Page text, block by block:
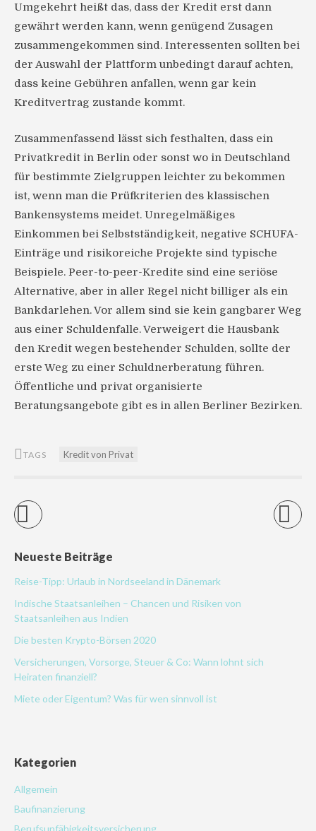
Umgekehrt heißt das, dass der Kredit erst dann
gewährt werden kann, wenn genügend Zusagen
zusammengekommen sind. Interessenten sollten bei
der Auswahl der Plattform unbedingt darauf achten,
dass keine Gebühren anfallen, wenn gar kein
Kreditvertrag zustande kommt.
Zusammenfassend lässt sich festhalten, dass ein
Privatkredit in Berlin oder sonst wo in Deutschland
für bestimmte Zielgruppen leichter zu bekommen
ist, wenn man die Prüfkriterien des klassischen
Bankensystems meidet. Unregelmäßiges
Einkommen bei Selbstständigkeit, negative SCHUFA-
Einträge und risikoreiche Projekte sind typische
Beispiele. Peer-to-peer-Kredite sind eine seriöse
Alternative, aber in aller Regel nicht billiger als ein
Bankdarlehen. Vor allem sind sie kein gangbarer Weg
aus einer Schuldenfalle. Verweigert die Hausbank
den Kredit wegen bestehender Schulden, sollte der
erste Weg zu einer Schuldnerberatung führen.
Öffentliche und privat organisierte
Beratungsangebote gibt es in allen Berliner Bezirken.
TAGS Kredit von Privat
Neueste Beiträge
Reise-Tipp: Urlaub in Nordseeland in Dänemark
Indische Staatsanleihen – Chancen und Risiken von
Staatsanleihen aus Indien
Die besten Krypto-Börsen 2020
Versicherungen, Vorsorge, Steuer & Co: Wann lohnt sich
Heiraten finanziell?
Miete oder Eigentum? Was für wen sinnvoll ist
Kategorien
Allgemein
Baufinanzierung